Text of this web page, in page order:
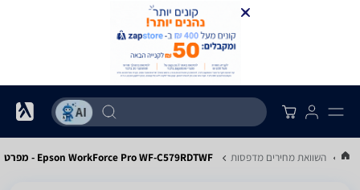
... השוואת מחירים מדפסות Epson WorkForce Pro WF-C579RDTWF - מפרט